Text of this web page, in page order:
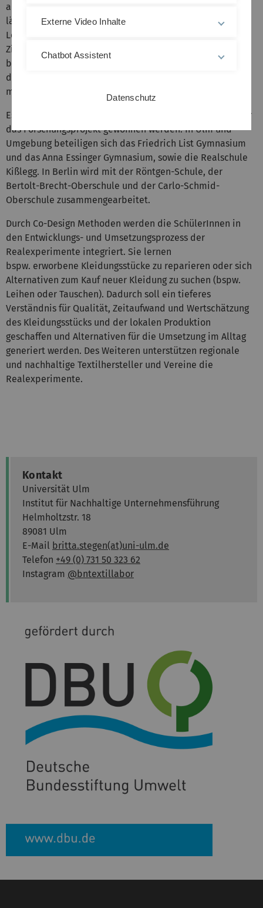
anschließend auf andere Konsumbereiche übertragen
lässt. Auf Grundlage der Ergebnisse sollen Lehr- und
Lernformate für unterschiedliche Schulformen, mit dem
Ziel das Verhalten der Jugendlichen nachhaltig zu
beeinflussen, entwickelt werden. Das Projekt wurde von
der
mit 270.000 Euro gefördert.
Es konnten insgesamt sechs Schulen in Berlin und Ulm für
das Forschungsprojekt gewonnen werden. In Ulm und
Umgebung beteiligen sich das Friedrich List Gymnasium
und das Anna Essinger Gymnasium, sowie die Realschule
Kißlegg. In Berlin wird mit der Röntgen-Schule, der
Bertolt-Brecht-Oberschule und der Carlo-Schmid-
Oberschule zusammengearbeitet.
Durch Co-Design Methoden werden die SchülerInnen in
den Entwicklungs- und Umsetzungsprozess der
Realexperimente integriert. Sie lernen
bspw. erworbene Kleidungsstücke zu reparieren oder sich
Alternativen zum Kauf neuer Kleidung zu suchen (bspw.
Leihen oder Tauschen). Dadurch soll ein tieferes
Verständnis für Qualität, Zeitaufwand und Wertschätzung
des Kleidungsstücks und der lokalen Produktion
geschaffen und Alternativen für die Umsetzung im Alltag
generiert werden. Des Weiteren unterstützen regionale
und nachhaltige Textilhersteller und Vereine die
Realexperimente.
Kontakt
Universität Ulm
Institut für Nachhaltige Unternehmensführung
Helmholtzstr. 18
89081 Ulm
E-Mail britta.stegen(at)uni-ulm.de
Telefon +49 (0) 731 50 323 62
Instagram @bntextillabor
Externe Video Inhalte
Chatbot Assistent
Datenschutz